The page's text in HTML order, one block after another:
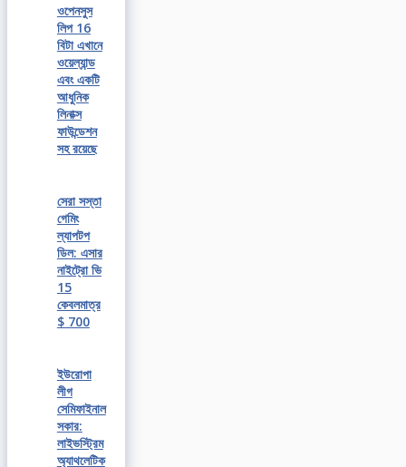
ওপেনসুস
লিপ 16
বিটা এখানে
ওয়েল্যান্ড
এবং একটি
আধুনিক
লিনাক্স
ফাউন্ডেশন
সহ রয়েছে
সেরা সস্তা
গেমিং
ল্যাপটপ
ডিল: এসার
নাইট্রো ভি
15
কেবলমাত্র
$ 700
ইউরোপা
লীগ
সেমিফাইনাল
সকার:
লাইভস্ট্রিম
অ্যাথলেটিক